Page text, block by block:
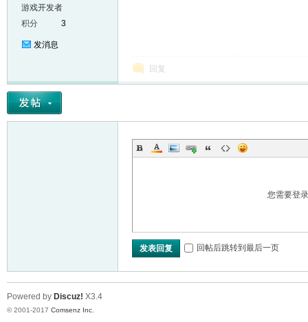
游戏开发者
积分
3
发消息
回复
您需要登
发表回复 回帖后跳转到最后一页
Powered by Discuz! X3.4
© 2001-2017 Comsenz Inc.